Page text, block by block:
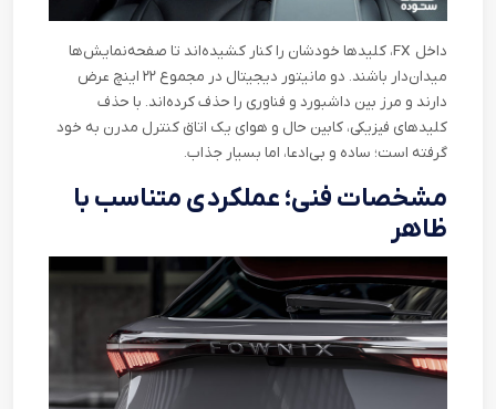
داخل FX، کلیدها خودشان را کنار کشیده‌اند تا صفحه‌نمایش‌ها
میدان‌دار باشند. دو مانیتور دیجیتال در مجموع ۲۲ اینچ عرض
دارند و مرز بین داشبورد و فناوری را حذف کرده‌اند. با حذف
کلیدهای فیزیکی، کابین حال و هوای یک اتاق کنترل مدرن به خود
گرفته است؛ ساده و بی‌ادعا، اما بسیار جذاب.
مشخصات فنی؛ عملکردی متناسب با
ظاهر